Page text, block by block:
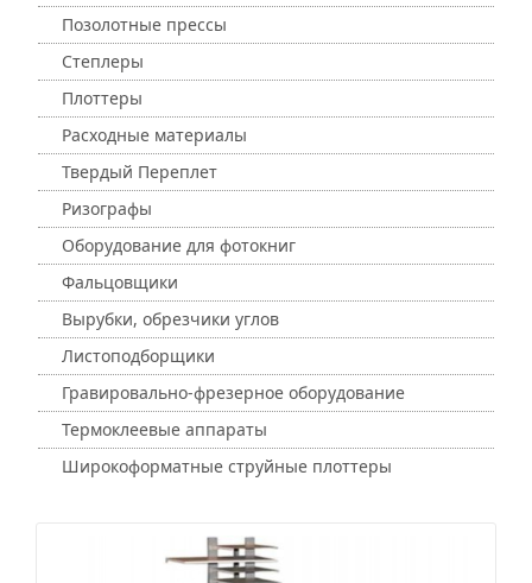
Позолотные прессы
Степлеры
Плоттеры
Расходные материалы
Твердый Переплет
Ризографы
Оборудование для фотокниг
Фальцовщики
Вырубки, обрезчики углов
Листоподборщики
Гравировально-фрезерное оборудование
Термоклеевые аппараты
Широкоформатные струйные плоттеры